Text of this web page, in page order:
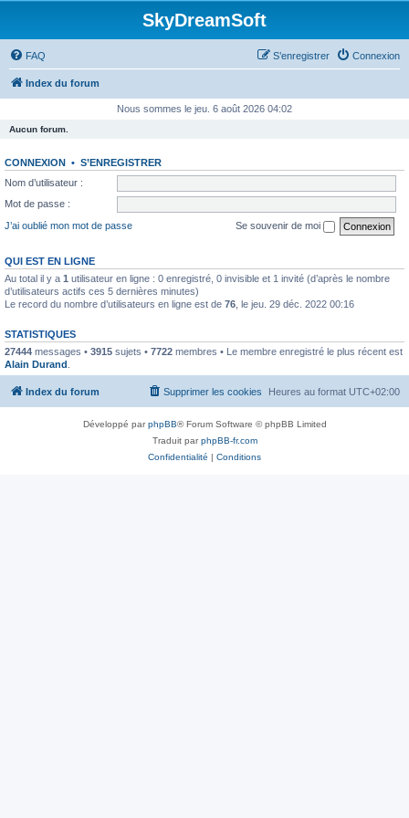
SkyDreamSoft
FAQ Connexion
S’enregistrer
Index du forum
Nous sommes le jeu. 6 août 2026 04:02
Aucun forum.
CONNEXION • S’ENREGISTRER
Nom d’utilisateur :
Mot de passe :
J’ai oublié mon mot de passe
Se souvenir de moi
QUI EST EN LIGNE
Au total il y a 1 utilisateur en ligne : 0 enregistré, 0 invisible et 1 invité (d’après le nombre
d’utilisateurs actifs ces 5 dernières minutes)
Le record du nombre d’utilisateurs en ligne est de 76 , le jeu. 29 déc. 2022 00:16
STATISTIQUES
27444 messages • 3915 sujets • 7722 membres • Le membre enregistré le plus récent est
Alain Durand
Index du forum Heures au format UTC+02:00
Supprimer les cookies
Développé parphpBB® Forum Software © phpBB Limited
Traduit parphpBB-fr.com
Confidentialité | Conditions